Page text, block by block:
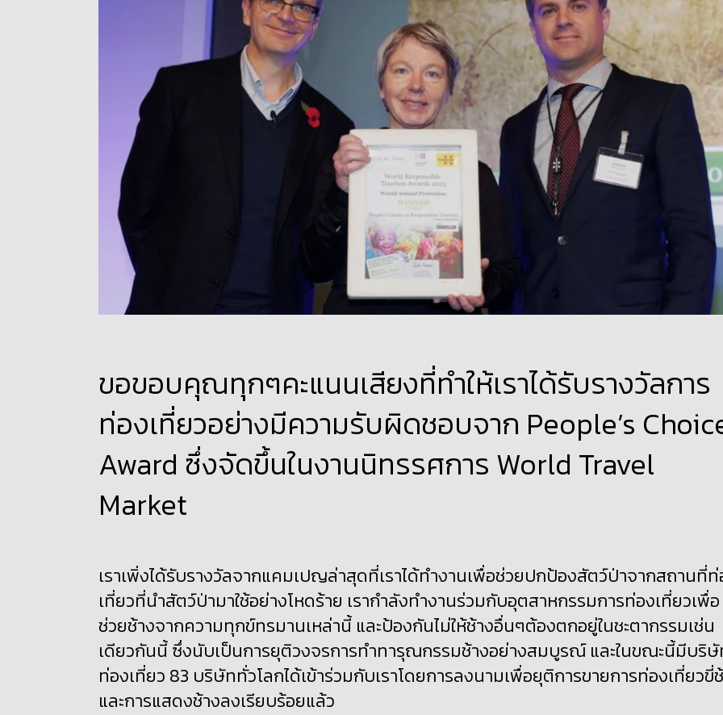
ขอขอบคุณทุกๆคะแนนเสียงที่ทำให้เราได้รับรางวัลการ
ท่องเที่ยวอย่างมีความรับผิดชอบจาก People’s
Award ซึ่งจัดขึ้นในงานนิทรรศการ World Travel
Market
เราเพิ่งได้รับรางวัลจากแคมเปญล่าสุดที่เราได้ทำงานเพื่อช่วยปกป้องสัตว์ป่าจากสถานที่
เที่ยวที่นำสัตว์ป่ามาใช้อย่างโหดร้าย เรากำลังทำงานร่วมกับอุตสาหกรรมการท่องเที่ยวเพื่อ
ช่วยช้างจากความทุกข์ทรมานเหล่านี้ และป้องกันไม่ให้ช้างอื่นๆต้องตกอยู่ในชะตากรรมเช่น
เดียวกันนี้ ซึ่งนับเป็นการยุติวงจรการทำทารุณกรรมช้างอย่างสมบูรณ์ และในขณะนี้มีบริ
ท่องเที่ยว 83 บริษัททั่วโลกได้เข้าร่วมกับเราโดยการลงนามเพื่อยุติการขายการท่องเที่ยวขี่
และการแสดงช้างลงเรียบร้อยแล้ว